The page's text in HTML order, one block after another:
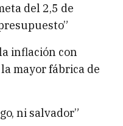
del 2,5 de
inflación con
mayor fábrica de
ni salvador”